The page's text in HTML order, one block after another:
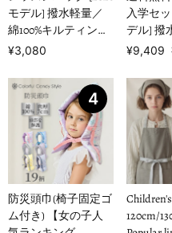
モデル] 撥水軽量／
綿100%キルティング
【女の子人気ランキ
¥3,080
入学セ
デル] 撥
100%キ
ング
¥9,409
4
防災頭巾(椅子固定ゴ
ム付き) 【女の子人
120cm/